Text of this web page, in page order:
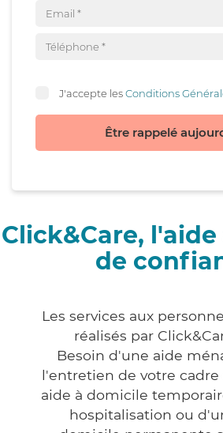
J'accepte lesConditions
Être rappelé
Click&Care,
de
Les services aux
réalisés par
Besoin d'une aide
l'entretien de votre cadre
aide à domicile
hospitalisation ou